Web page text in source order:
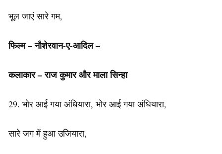
भूल जाएं सारे गम,
फिल्म – नौशेरवान-ए-आदिल –
कलाकार – राज कुमार और माला सिन्हा
29. भोर आई गया अंधियारा, भोर आई गया अंधियारा,
सारे जग में हुआ उजियारा,